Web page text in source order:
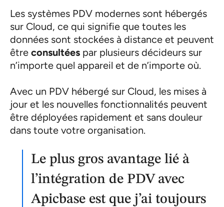
Les systèmes PDV modernes sont hébergés
sur Cloud, ce qui signifie que toutes les
données sont stockées à distance et peuvent
être consultées par plusieurs décideurs sur
n’importe quel appareil et de n’importe où.
Avec un PDV hébergé sur Cloud, les mises à
jour et les nouvelles fonctionnalités peuvent
être déployées rapidement et sans douleur
dans toute votre organisation.
Le plus gros avantage lié à
l’intégration de PDV avec
Apicbase est que j’ai toujours